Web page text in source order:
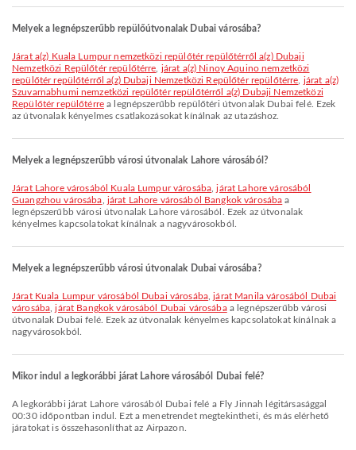
Melyek a legnépszerűbb repülőútvonalak Dubai városába?
járat a(z) Kuala Lumpur nemzetközi repülőtér repülőtérről a(z) Dubaji
Nemzetközi Repülőtér repülőtérre járat a(z) Ninoy Aquino nemzetközi
repülőtér repülőtérről a(z) Dubaji Nemzetközi Repülőtér repülőtérre járat a(z)
Szuvarnabhumi nemzetközi repülőtér repülőtérről a(z) Dubaji Nemzetközi
Repülőtér repülőtérrea legnépszerűbb repülőtéri útvonalak Dubai felé. Ezek
az útvonalak kényelmes csatlakozásokat kínálnak az utazáshoz.
Melyek a legnépszerűbb városi útvonalak Lahore városából?
járat Lahore városából Kuala Lumpur városába ,járat Lahore városából
Guangzhou városába járat Lahore városából Bangkok városába a
legnépszerűbb városi útvonalak Lahore városából. Ezek az útvonalak
kényelmes kapcsolatokat kínálnak a nagyvárosokból.
Melyek a legnépszerűbb városi útvonalak Dubai városába?
járat Kuala Lumpur városából Dubai városába ,járat Manila városából Dubai
városába ,járat Bangkok városából Dubai városábaa legnépszerűbb városi
útvonalak Dubai felé. Ezek az útvonalak kényelmes kapcsolatokat kínálnak a
nagyvárosokból.
Mikor indul a legkorábbi járat Lahore városából Dubai felé?
A legkorábbi járat Lahore városából Dubai felé a Fly Jinnah légitársasággal
00:30 időpontban indul. Ezt a menetrendet megtekintheti, és más elérhető
járatokat is összehasonlíthat az Airpazon.